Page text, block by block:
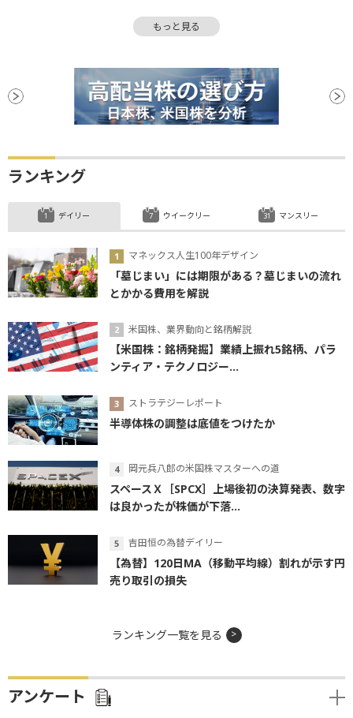
高値 米国株
小型株 資金調達 社債
日銀
買収 ビットコイン 安値
もっと見る
ランキング
デイリー
マネックス人生100年デザイン
「墓じまい」には期限がある？墓じまいの流れ
とかかる費用を解説
米国株、業界動向と銘柄解説
【米国株：銘柄発掘】業績上振れ5銘柄、パラ
ンティア・テクノロジー...
ストラテジーレポート
半導体株の調整は底値をつけたか
岡元兵八郎の米国株マスターへの道
スペースＸ［SPCX］上場後初の決算発表、数字
は良かったが株価が下落...
吉田恒の為替デイリー
【為替】120日MA（移動平均線）割れが示す円
売り取引の損失
ウイークリー マンスリー
ランキング一覧を見る
アンケート